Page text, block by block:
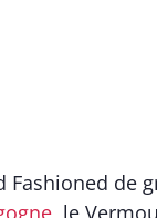
Fashioned de
, le